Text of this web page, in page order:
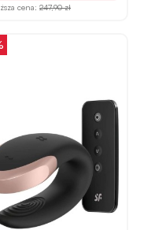
cena: 247,90 zł